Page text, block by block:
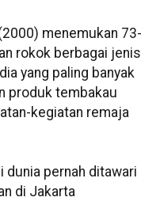
menemukan 73-
rokok berbagai jenis
yang paling banyak
produk tembakau
kegiatan remaja
dunia pernah ditawari
di Jakarta